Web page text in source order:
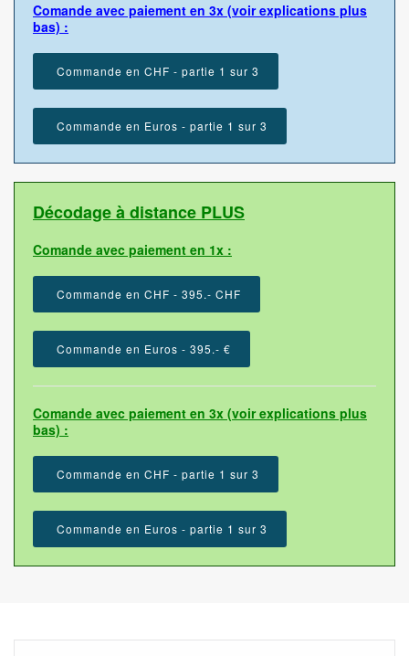
Comande avec paiement en 3x (voir explications plus
bas) :
Commande en CHF - partie 1 sur 3
Commande en Euros - partie 1 sur 3
Décodage à distance PLUS
Comande avec paiement en 1x :
Commande en CHF - 395.- CHF
Commande en Euros - 395.- €
Comande avec paiement en 3x (voir explications plus
bas) :
Commande en CHF - partie 1 sur 3
Commande en Euros - partie 1 sur 3